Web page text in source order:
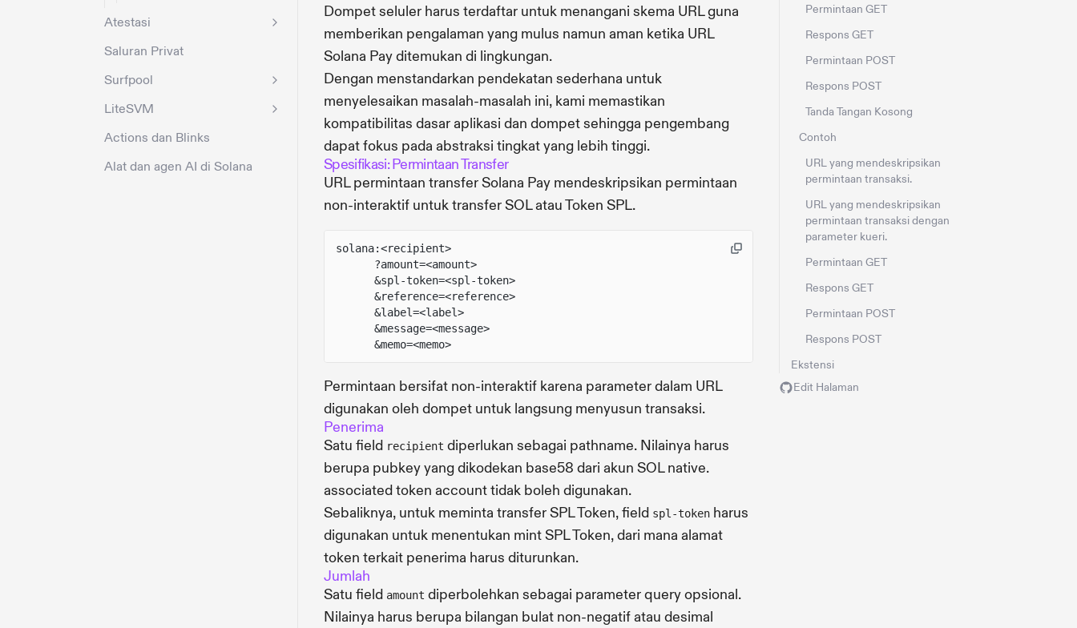
Atestasi
Saluran Privat
Surfpool
LiteSVM
Actions dan Blinks
Alat dan agen AI di Solana
Dompet seluler harus terdaftar untuk menangani skema URL guna
memberikan pengalaman yang mulus namun aman ketika URL
Solana Pay ditemukan di lingkungan.
Dengan menstandarkan pendekatan sederhana untuk
menyelesaikan masalah-masalah ini, kami memastikan
kompatibilitas dasar aplikasi dan dompet sehingga pengembang
dapat fokus pada abstraksi tingkat yang lebih tinggi.
Spesifikasi: Permintaan Transfer
URL permintaan transfer Solana Pay mendeskripsikan permintaan
non-interaktif untuk transfer SOL atau Token SPL.
solana:<recipient>
?amount=<amount>
&spl-token=<spl-token>
&reference=<reference>
&label=<label>
&message=<message>
&memo=<memo>
Permintaan bersifat non-interaktif karena parameter dalam URL
digunakan oleh dompet untuk langsung menyusun transaksi.
Penerima
Satu field recipient diperlukan sebagai pathname. Nilainya harus
berupa pubkey yang dikodekan base58 dari akun SOL native.
associated token account tidak boleh digunakan.
Sebaliknya, untuk meminta transfer SPL Token, field spl-token harus
digunakan untuk menentukan mint SPL Token, dari mana alamat
token terkait penerima harus diturunkan.
Jumlah
Satu field amount diperbolehkan sebagai parameter query opsional.
Nilainya harus berupa bilangan bulat non-negatif atau desimal
Permintaan GET
Respons GET
Permintaan POST
Respons POST
Tanda Tangan Kosong
Contoh
URL yang mendeskripsikan
permintaan transaksi.
URL yang mendeskripsikan
permintaan transaksi dengan
parameter kueri.
Permintaan GET
Respons GET
Permintaan POST
Respons POST
Ekstensi
Edit Halaman